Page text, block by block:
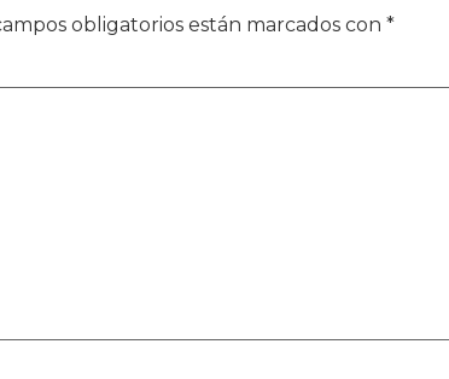
obligatorios están marcados con *